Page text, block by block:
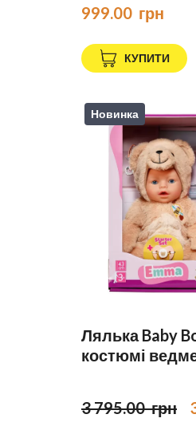
999.00  грн
КУПИТИ
Новинка
Лялька Baby
костюмі
3 795.00  грн